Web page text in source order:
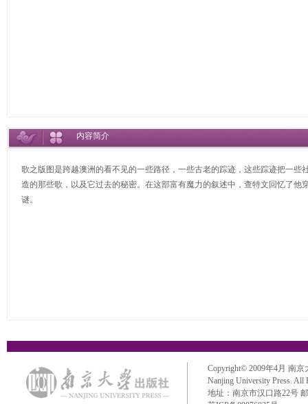
内容简介
歌之版图是跨越澳洲的看不见的一些路径，一些古老的踪迹，这些踪迹把一
造的那些歌，以及它过去的秘密。在这部富有魔力的叙述中，查特文回忆了
谜。
Copyright© 2009年4月 南京
Nanjing University Press. All
地址：南京市汉口路22号